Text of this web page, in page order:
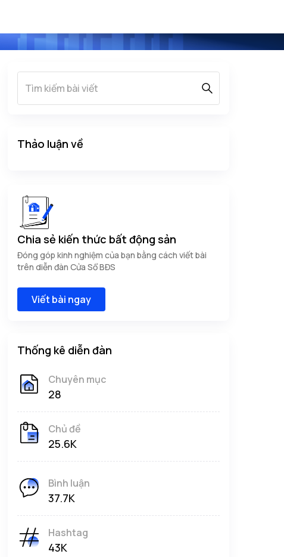
Thảo luận về
Chia sẻ kiến thức bất động sản
Đóng góp kinh nghiệm của bạn bằng cách viết bài
trên diễn đàn Cửa Sổ BĐS
Viết bài ngay
Thống kê diễn đàn
Chuyên mục
28
Chủ đề
25.6K
Bình luận
37.7K
Hashtag
43K